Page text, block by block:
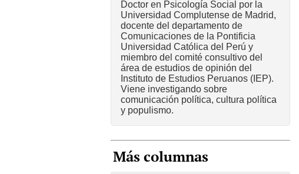
Doctor en Psicología Social por la
Universidad Complutense de Madrid,
docente del departamento de
Comunicaciones de la Pontificia
Universidad Católica del Perú y
miembro del comité consultivo del
área de estudios de opinión del
Instituto de Estudios Peruanos (IEP).
Viene investigando sobre
comunicación política, cultura política
y populismo.
Más columnas